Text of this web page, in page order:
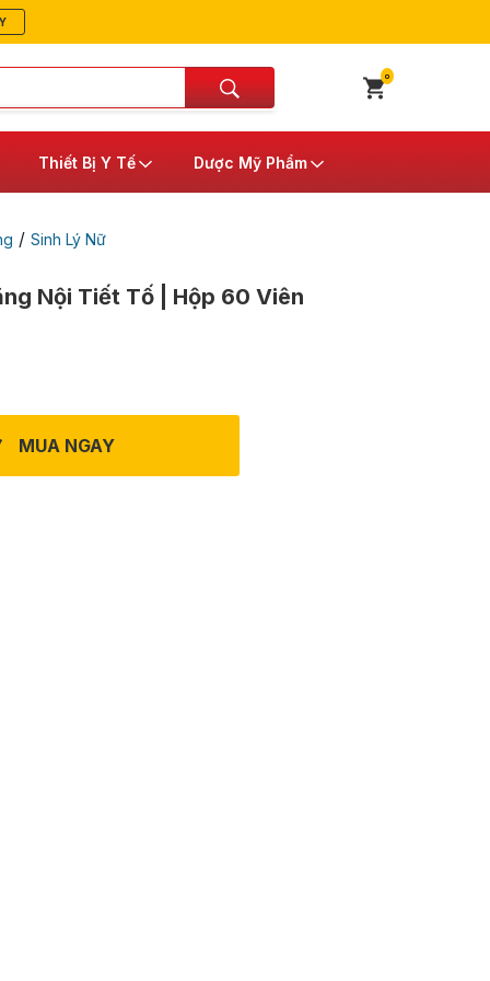
0
Thiết Bị Y Tế Dược Mỹ Phẩm
/ Sinh Lý Nữ
Nội Tiết Tố | Hộp 60 Viên
MUA NGAY